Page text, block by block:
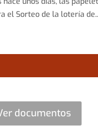
el Sorteo de la lotería
documentos